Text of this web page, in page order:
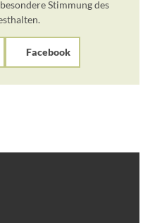
Stimmung des
Facebook